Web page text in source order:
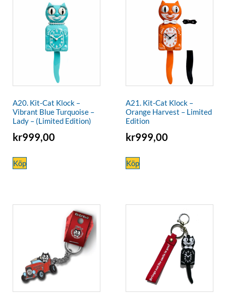
A20. Kit-Cat Klock –
Vibrant Blue Turquoise –
Lady – (Limited Edition)
kr999,00
Köp
A21. Kit-Cat Klock –
Orange Harvest – Limited
Edition
kr999,00
Köp